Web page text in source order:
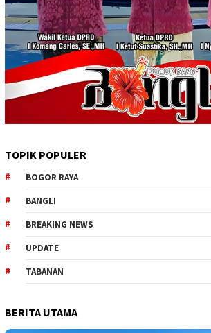
TOPIK POPULER
BOGOR RAYA
BANGLI
BREAKING NEWS
UPDATE
TABANAN
BERITA UTAMA